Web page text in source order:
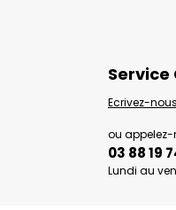
Service
Ecrivez-nous
ou
03 88 19
Lundi au